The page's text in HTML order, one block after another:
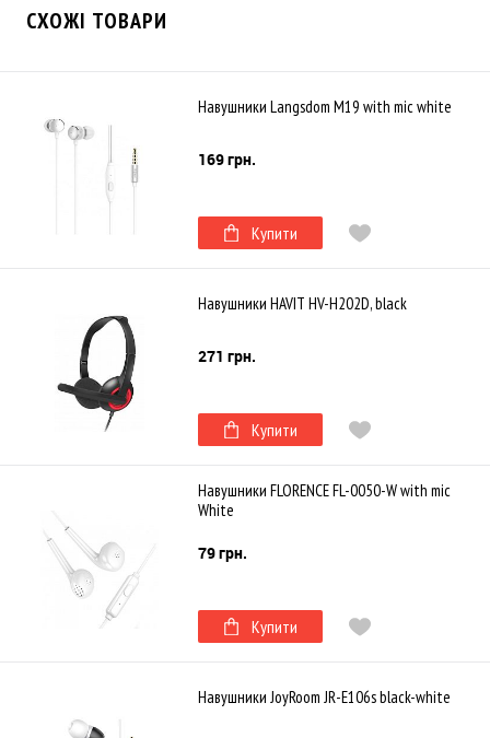
СХОЖІ ТОВАРИ
Навушники Langsdom M19 with mic white
169 грн.
Купити
Навушники HAVIT HV-H202D, black
271 грн.
Купити
Навушники FLORENCE FL-0050-W with mic
White
79 грн.
Купити
Навушники JoyRoom JR-E106s black-white